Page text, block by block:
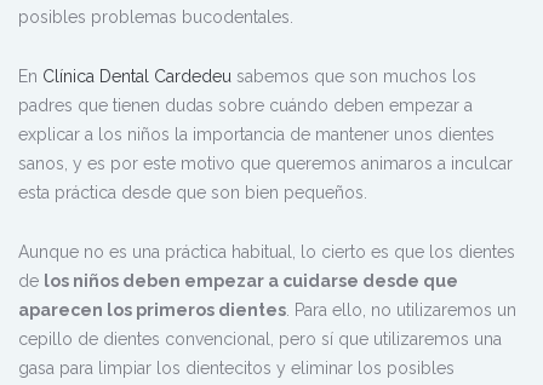
posibles problemas bucodentales.
En Clínica Dental Cardedeu sabemos que son muchos los
padres que tienen dudas sobre cuándo deben empezar a
explicar a los niños la importancia de mantener unos dientes
sanos, y es por este motivo que queremos animaros a inculcar
esta práctica desde que son bien pequeños.
Aunque no es una práctica habitual, lo cierto es que los dientes
de los niños deben empezar a cuidarse desde que
aparecen los primeros dientes . Para ello, no utilizaremos un
cepillo de dientes convencional, pero sí que utilizaremos una
gasa para limpiar los dientecitos y eliminar los posibles